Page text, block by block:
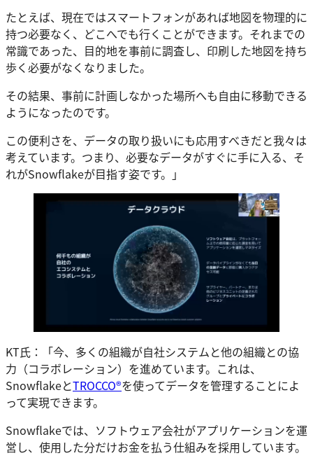
たとえば、現在ではスマートフォンがあれば地図を物理的に
持つ必要なく、どこへでも行くことができます。それまでの
常識であった、目的地を事前に調査し、印刷した地図を持ち
歩く必要がなくなりました。
その結果、事前に計画しなかった場所へも自由に移動できる
ようになったのです。
この便利さを、データの取り扱いにも応用すべきだと我々は
考えています。つまり、必要なデータがすぐに手に入る、そ
れがSnowflakeが目指す姿です。」
KT氏：「今、多くの組織が自社システムと他の組織との協
力（コラボレーション）を進めています。これは、
SnowflakeとTROCCO®を使ってデータを管理することによ
って実現できます。
Snowflakeでは、ソフトウェア会社がアプリケーションを運
営し、使用した分だけお金を払う仕組みを採用しています。